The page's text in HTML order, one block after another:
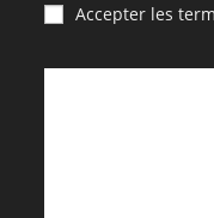
Accepter les